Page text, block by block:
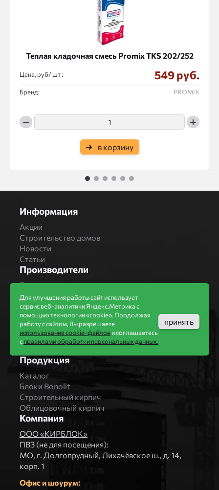
Теплая кладочная смесь Promix ТКS 202/252
Цена, руб/ : 549 руб.
Бренд: PROMIX
в корзину
1 2 3 4 5 6
Информация
Акции
Строительство домов
Новости
Статьи
Производители
Бренды
Bonolit
Завод Мстера
Вышневолоцкая керамика
Магма Керамик
Комбинат СТРОМА
Продукция
Каталог
Блоки Bonolit
Строительный кирпич
Облицовочный кирпич
Компания
ООО «КИРБЛОК»
ПВЗ (не для посещения):
МO, г. Долгопрудный, Лихачёвское ш., д. 14,
корп. 1
Офис и шоурум:
Для улучшения работы сайт использует
сервис веб-аналитики Яндекс.Метрика с
помощью технологии «cookie». Продолжая
работу с сайтом, Вы разрешаете
использование cookie-файлови соглашаетесь
справилами обработки персональных данных.
принять